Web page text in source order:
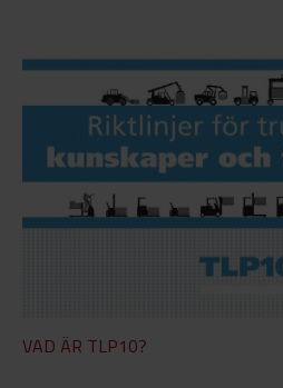
VAD ÄR TLP10?